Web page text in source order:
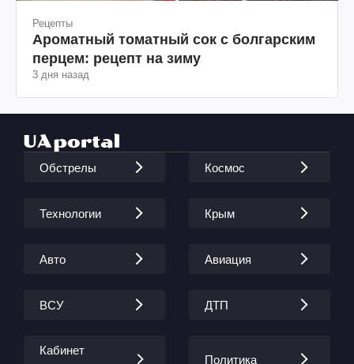
Рецепты
Ароматный томатный сок с болгарским
перцем: рецепт на зиму
3 дня назад
Обстрелы Космос
Технологии Крым
Авто Авиация
ВСУ ДТП
Кабинет
Политика